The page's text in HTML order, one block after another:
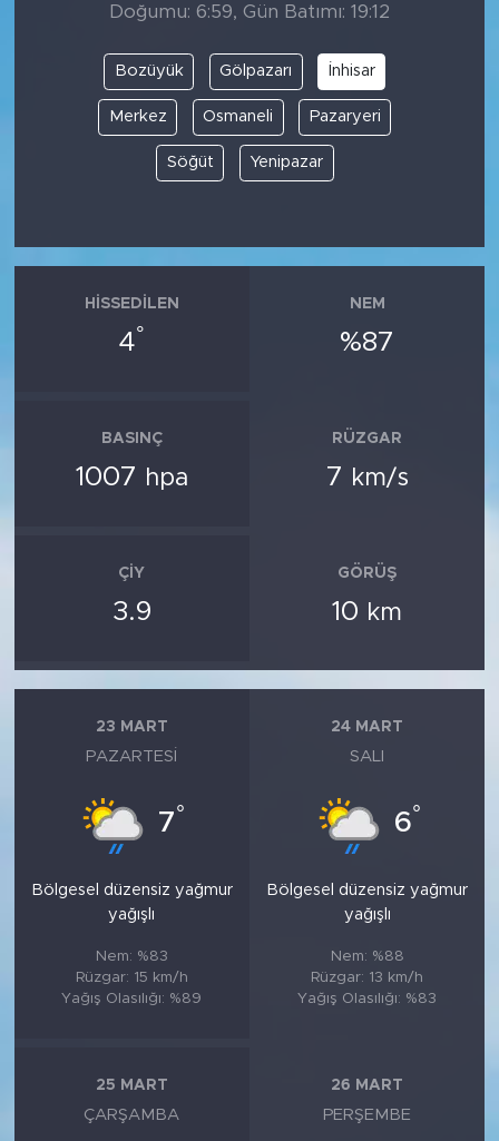
Doğumu: 6:59, Gün Batımı: 19:12
Bozüyük Gölpazarı İnhisar
Merkez Osmaneli Pazaryeri
Söğüt Yenipazar
HISSEDILEN
4°
NEM
%87
BASINÇ
1007 hpa
RÜZGAR
7 km/s
ÇIY
3.9
GÖRÜŞ
10 km
23 MART
PAZARTESI
7°
Bölgesel düzensiz yağmur
yağışlı
Nem: %83
Rüzgar: 15 km/h
Yağış Olasılığı: %89
24 MART
SALI
6°
Bölgesel düzensiz yağmur
yağışlı
Nem: %88
Rüzgar: 13 km/h
Yağış Olasılığı: %83
25 MART
ÇARŞAMBA
26 MART
PERŞEMBE